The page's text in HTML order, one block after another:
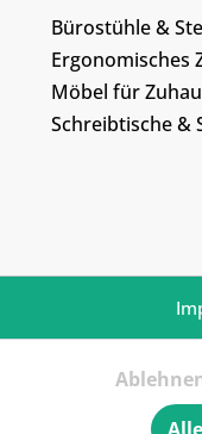
Bürostühle &
Ergonomisches
Möbel für
Schreibtische &